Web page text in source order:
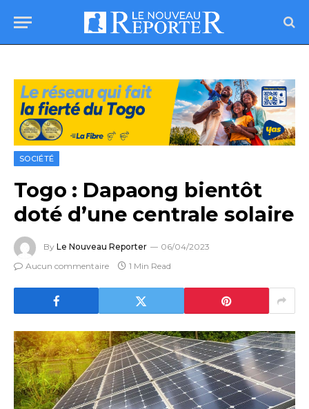
SOCIÉTÉ
Togo : Dapaong bientôt
doté d’une centrale solaire
By Le Nouveau Reporter
06/04/2023
Aucun commentaire
1 Min Read